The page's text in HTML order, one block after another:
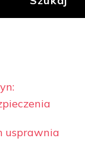
usprawnia